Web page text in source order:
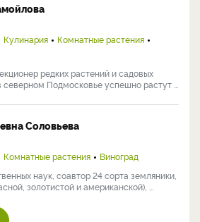
Кулинария
Комнатные растения
редких растений и садовых
Подмосковье успешно растут ...
Соловьева
Комнатные растения
Виноград
наук, соавтор 24 сорта земляники,
золотистой и американской), ...